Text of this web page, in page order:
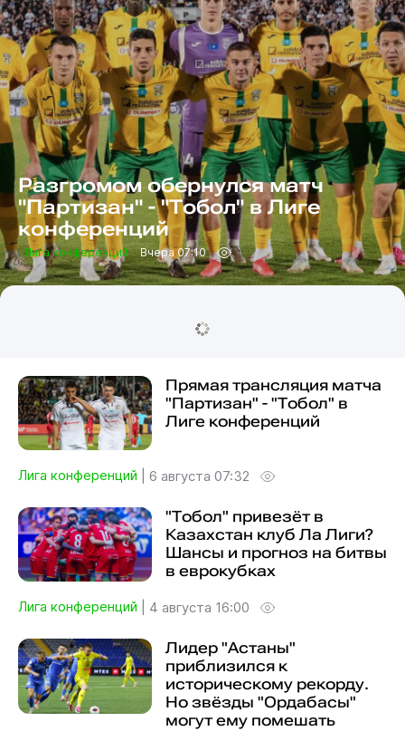
Разгромом обернулся матч
"Партизан" - "Тобол" в Лиге
конференций
Лига конференций Вчера 07:10
Прямая трансляция матча
"Партизан" - "Тобол" в
Лиге конференций
Лига конференций 6 августа 07:32
"Тобол" привезёт в
Казахстан клуб Ла Лиги?
Шансы и прогноз на битвы
в еврокубках
Лига конференций 4 августа 16:00
Лидер "Астаны"
приблизился к
историческому рекорду.
Но звёзды "Ордабасы"
могут ему помешать